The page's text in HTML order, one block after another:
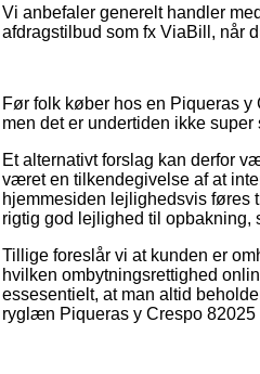
Vi anbefaler generelt handler
afdragstilbud som fx ViaBill, når
Før folk køber hos en Piqueras
men det er undertiden ikke
Et alternativt forslag kan derfor
været en tilkendegivelse af at
hjemmesiden lejlighedsvis føres
rigtig god lejlighed til opbakning,
Tillige foreslår vi at kunden er
hvilken ombytningsrettighed
essesentielt, at man altid
ryglæn Piqueras y Crespo